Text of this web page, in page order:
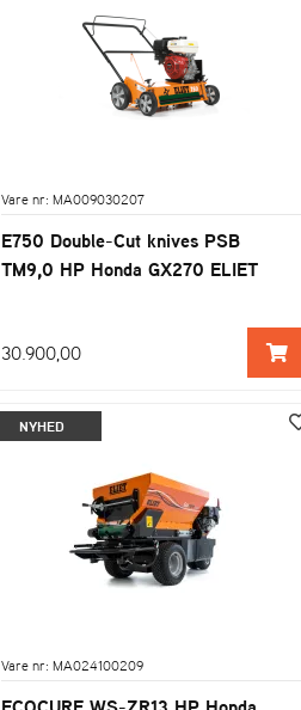
Vare nr: MA009030207
E750 Double-Cut knives PSB
TM9,0 HP Honda GX270 ELIET
30.900,00
NYHED
Vare nr: MA024100209